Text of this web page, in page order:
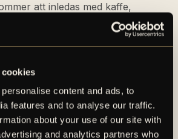
content and ads, to
features and to analyse our traffic.
about your use of our site with
and analytics partners who
att inledas med kaffe,
på Quality Hotel Strawberry
inför matchstart
där intervjuer med AIK-
såklart att vara på plats för att